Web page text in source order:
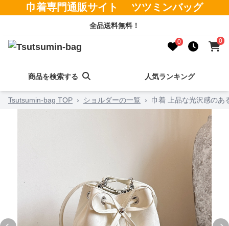
巾着専門通販サイト ツツミンバッグ
全品送料無料！
0 0
商品を検索する 人気ランキング
Tsutsumin-bag TOP › ショルダーの一覧 › 巾着 上品な光沢感のあ